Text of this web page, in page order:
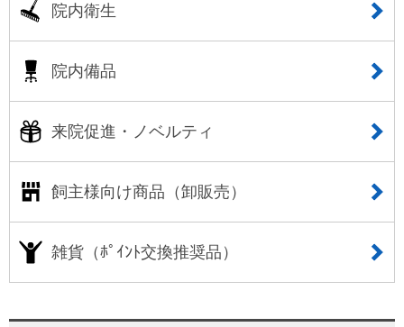
院内衛生
院内備品
来院促進・ノベルティ
飼主様向け商品（卸販売）
雑貨（ﾎﾟｲﾝﾄ交換推奨品）